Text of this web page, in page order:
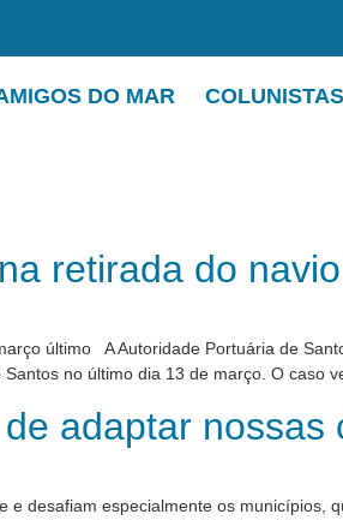
DO MAR COLUNISTAS
retirada do
último A Autoridade Portuária de
no último dia 13 de março. O caso
adaptar nossas
desafiam especialmente os municípios,